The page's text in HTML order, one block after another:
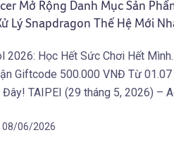
Mở Rộng Danh Mục Sản
Lý Snapdragon Thế Hệ Mới
2026: Học Hết Sức Chơi Hết
Giftcode 500.000 VNĐ Từ
Đây! TAIPEI (29 tháng 5, 2026) –
08/06/2026